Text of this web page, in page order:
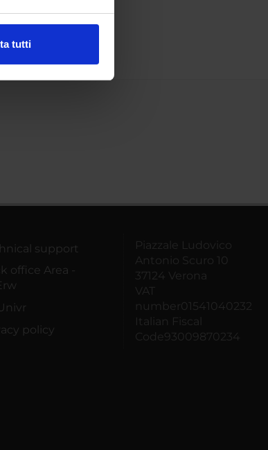
tutti
support
office Area -
policy
Piazzale Ludovico
Antonio Scuro 10
37124 Verona
VAT
number01541040232
Italian Fiscal
Code93009870234